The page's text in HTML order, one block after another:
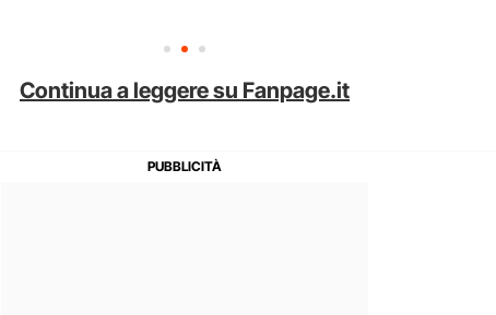
Continua a leggere su Fanpage.it